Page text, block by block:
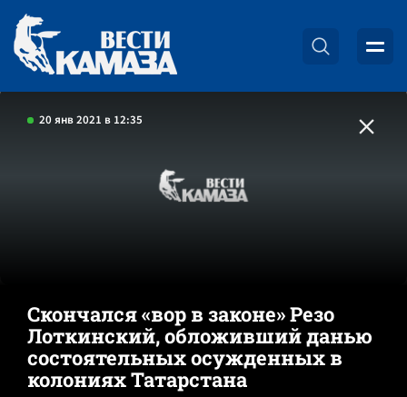
20 янв 2021 в 12:35
Скончался «вор в законе» Резо
Лоткинский, обложивший данью
состоятельных осужденных в
колониях Татарстана